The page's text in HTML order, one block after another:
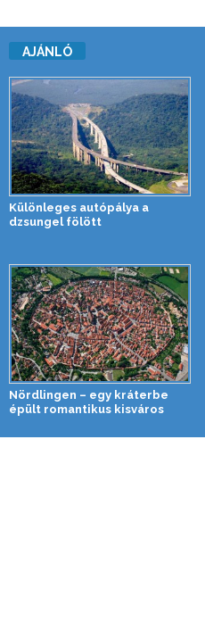
AJÁNLÓ
Különleges autópálya a
dzsungel fölött
Nördlingen – egy kráterbe
épült romantikus kisváros